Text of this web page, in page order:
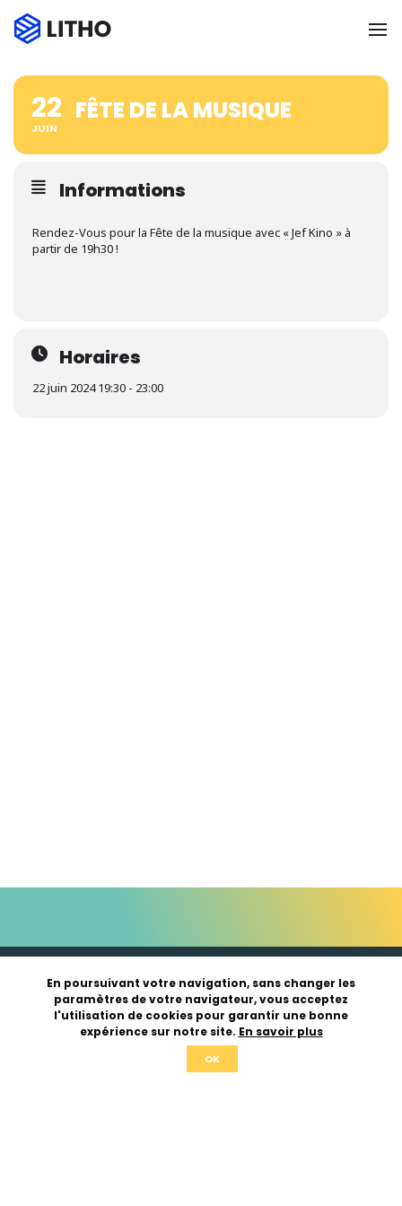
22
JUIN
FÊTE DE LA MUSIQUE
Informations
Rendez-Vous pour la Fête de la musique avec « Jef Kino » à
partir de 19h30 !
Horaires
22 juin 2024 19:30 - 23:00
En poursuivant votre navigation, sans changer les
paramètres de votre navigateur, vous acceptez
l'utilisation de cookies pour garantir une bonne
expérience sur notre site. En savoir plus
OK